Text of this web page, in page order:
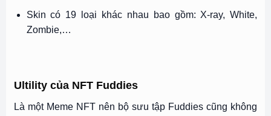
Skin có 19 loại khác nhau bao gồm: X-ray, White,
Zombie,…
Ultility của NFT Fuddies
Là một Meme NFT nên bộ sưu tập Fuddies cũng không